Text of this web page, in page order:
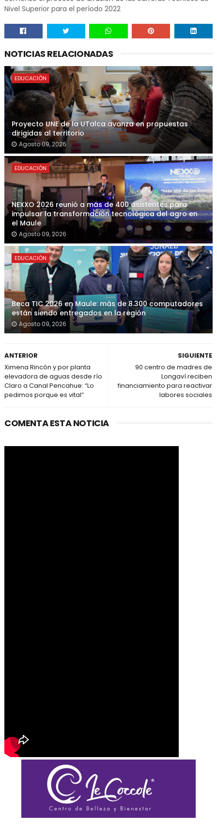
Nivel Superior para el período 2022
NOTICIAS RELACIONADAS
EDUCACIÓN
Proyecto UNE de la UTalca avanza en propuestas
dirigidas al territorio
Agosto 09, 2026
EDUCACIÓN
NEXXO 2026 reunió a más de 400 asistentes para
impulsar la transformación tecnológica del agro en
el Maule
Agosto 09, 2026
EDUCACIÓN
Beca TIC 2026 en Maule: más de 8.300 computadores
están siendo entregados en la región
Agosto 09, 2026
SIGUIENTE
90 centro de madres de
Longaví reciben
financiamiento para reactivar
labores sociales
ANTERIOR
Ximena Rincón y por planta
elevadora de aguas desde río
Claro a Canal Pencahue: “Lo
pedimos porque es vital”
COMENTA ESTA NOTICIA